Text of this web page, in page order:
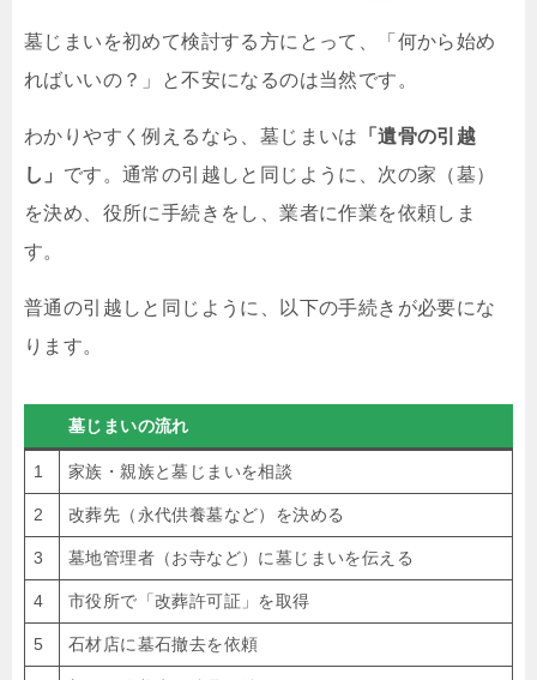
墓じまいを初めて検討する方にとって、「何から始め
ればいいの？」と不安になるのは当然です。
わかりやすく例えるなら、墓じまいは
「遺骨の引越
し」 です。通常の引越しと同じように、次の家（墓）
を決め、役所に手続きをし、業者に作業を依頼しま
す。
普通の引越しと同じように、以下の手続きが必要にな
ります。
墓じまいの流れ
1 家族・親族と墓じまいを相談
2 改葬先（永代供養墓など）を決める
3 墓地管理者（お寺など）に墓じまいを伝える
4 市役所で「改葬許可証」を取得
5 石材店に墓石撤去を依頼